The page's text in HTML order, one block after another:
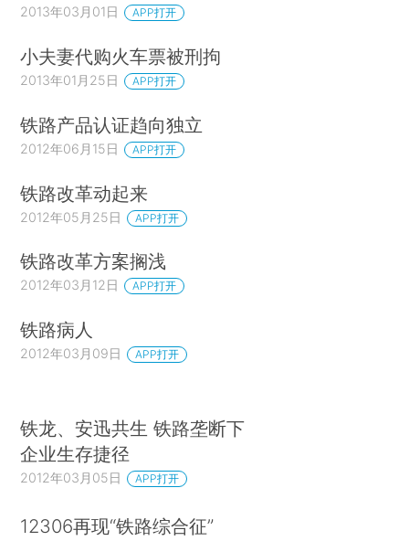
2013年03月01日 APP打开
小夫妻代购火车票被刑拘
2013年01月25日 APP打开
铁路产品认证趋向独立
2012年06月15日 APP打开
铁路改革动起来
2012年05月25日 APP打开
铁路改革方案搁浅
2012年03月12日 APP打开
铁路病人
2012年03月09日 APP打开
铁龙、安迅共生 铁路垄断下
企业生存捷径
2012年03月05日 APP打开
12306再现“铁路综合征”